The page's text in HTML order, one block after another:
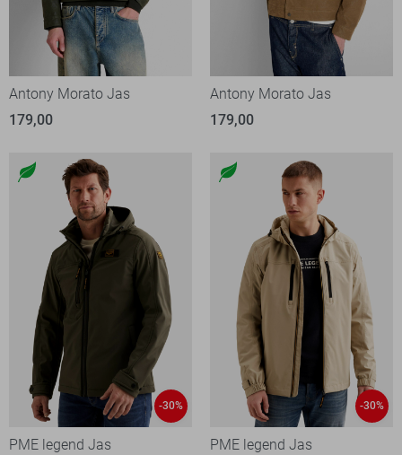
Antony Morato Jas
179,00
Antony Morato Jas
179,00
-30%
PME legend Jas
-30%
PME legend Jas